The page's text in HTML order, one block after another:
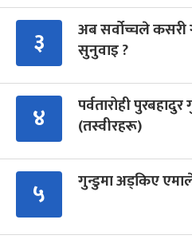
३
अब सर्वोच्चले कसरी
सुनुवाइ ?
४
पर्वतारोही
(तस्वीरहरू)
५ गुन्डुमा अड्किए